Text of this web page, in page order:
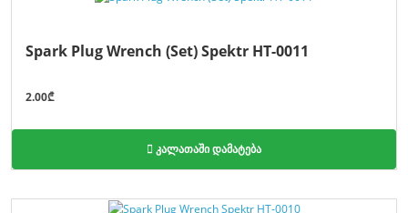
Spark Plug Wrench (Set) Spektr HT-0011
2.00₾
კალათაში დამატება